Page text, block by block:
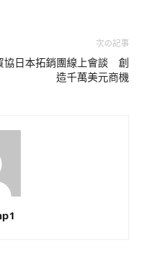
次の記事
協日本拓銷團線上會談 創
造千萬美元商機